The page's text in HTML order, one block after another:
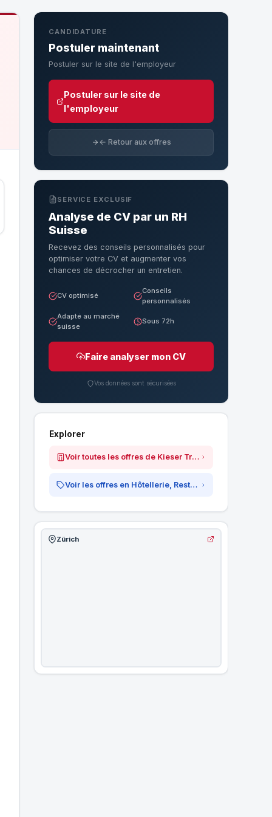
CANDIDATURE
Postuler maintenant
Postuler sur le site de l'employeur
Postuler sur le site de
l'employeur
← Retour aux offres
SERVICE EXCLUSIF
Analyse de CV par un RH
Suisse
Recevez des conseils personnalisés pour
optimiser votre CV et augmenter vos
chances de décrocher un entretien.
CV optimisé
Conseils
personnalisés
Adapté au marché
suisse
Sous 72h
Faire analyser mon CV
Vos données sont sécurisées
Explorer
Voir toutes les offres de Kieser Training AG
Voir les offres en Hôtellerie, Restauration &amp; Tourisme
Zürich